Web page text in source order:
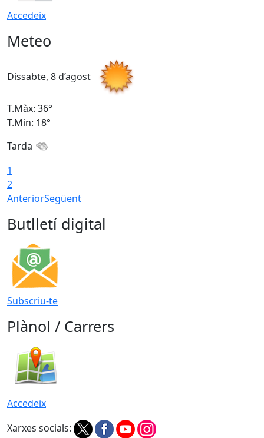
Accedeix
Meteo
Dissabte, 8 d’agost
T.Màx: 36°
T.Min: 18°
Tarda
1
2
AnteriorSegüent
Butlletí digital
Subscriu-te
Plànol / Carrers
Accedeix
Xarxes socials: